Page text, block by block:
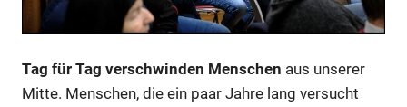
Tag für Tag verschwinden Menschen aus unserer
Mitte. Menschen, die ein paar Jahre lang versucht